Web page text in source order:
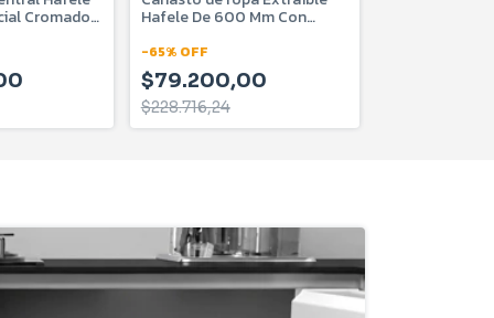
Cromado Hafele De 600 Mm Con
805.93.401
-65% OFF
$79.200,00
$228.716,24